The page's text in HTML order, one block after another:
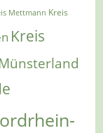
Mettmann Kreis
Kreis
Münsterland